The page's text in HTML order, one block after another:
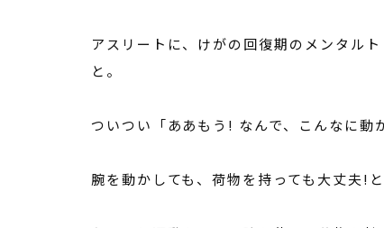
アスリートに、けがの回復期のメンタル
と。
ついつい「ああもう! なんで、こんなに動
腕を動かしても、荷物を持っても大丈夫!